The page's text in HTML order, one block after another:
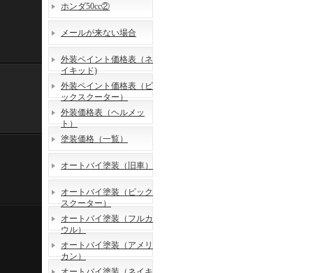
ホンダ50cc②
メールが来ない場合
外装ペイント価格表（ネ
イキッド)
外装ペイント価格表（ビ
ックスクーター）
外装価格表（ヘルメッ
ト）
塗装価格（一覧）
オートバイ塗装（旧車）
オートバイ塗装（ビック
スクーター）
オートバイ塗装（フルカ
ウル）
オートバイ塗装（アメリ
カン）